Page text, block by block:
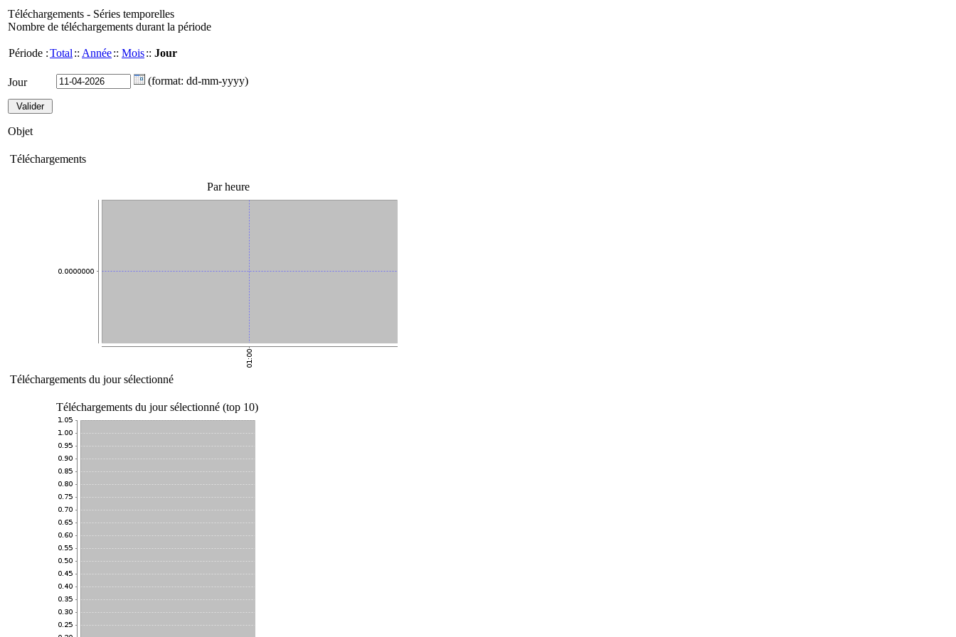
Téléchargements - Séries temporelles
Nombre de téléchargements durant la période
Période :Total :: Année:: Mois:: Jour
Jour (format: dd-mm-yyyy)
Objet
Téléchargements
Par heure
Téléchargements du jour sélectionné
Téléchargements du jour sélectionné (top 10)